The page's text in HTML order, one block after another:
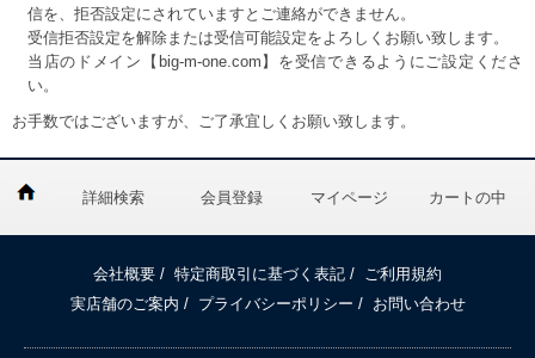
信を、拒否設定にされていますとご連絡ができません。
受信拒否設定を解除または受信可能設定をよろしくお願い致します。
当店のドメイン【big-m-one.com】を受信できるようにご設定くださ
い。
お手数ではございますが、ご了承宜しくお願い致します。
詳細検索 会員登録 マイページ カートの中
会社概要 / 特定商取引に基づく表記 /
ご利用規約
実店舗のご案内 / プライバシーポリシー / お問い合わせ